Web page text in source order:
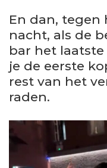
En dan, tegen
nacht, als de
bar het
je de eerste
rest van het
raden.